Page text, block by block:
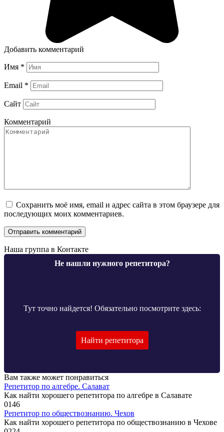
Добавить комментарий
Имя *
Email *
Сайт
Комментарий
Сохранить моё имя, email и адрес сайта в этом браузере для
последующих моих комментариев.
Наша группа в Контакте
Не нашли нужного репетитора?
Тут точно найдется! Обязательно посмотрите здесь:
Найти репетитора
Вам также может понравиться
Репетитор по алгебре. Салават
Как найти хорошего репетитора по алгебре в Салавате
0146
Репетитор по обществознанию. Чехов
Как найти хорошего репетитора по обществознанию в Чехове